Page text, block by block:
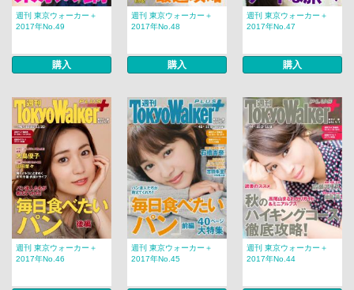
週刊 東京ウォーカー＋
2017年No.49
購入
週刊 東京ウォーカー＋
2017年No.48
購入
週刊 東京ウォーカー＋
2017年No.47
購入
週刊 東京ウォーカー＋
2017年No.46
週刊 東京ウォーカー＋
2017年No.45
週刊 東京ウォーカー＋
2017年No.44